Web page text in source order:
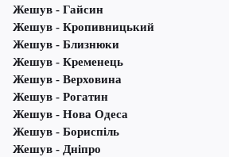
Жешув - Гайсин
Жешув - Кропивницький
Жешув - Близнюки
Жешув - Кременець
Жешув - Верховина
Жешув - Рогатин
Жешув - Нова Одеса
Жешув - Бориспіль
Жешув - Дніпро